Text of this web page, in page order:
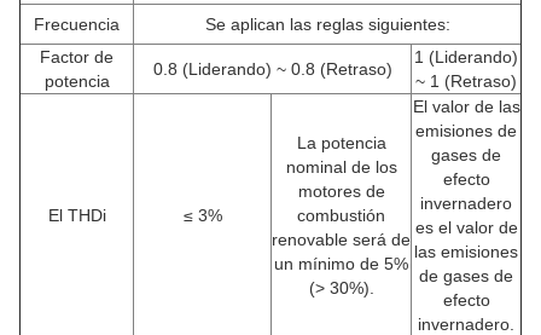
Frecuencia
Se aplican las reglas siguientes:
Factor de
potencia
0.8 (Liderando) ~ 0.8 (Retraso)
1 (Liderando)
~ 1 (Retraso)
El THDi ≤ 3%
La potencia
nominal de los
motores de
combustión
renovable será de
un mínimo de 5%
(> 30%).
El valor de las
emisiones de
gases de
efecto
invernadero
es el valor de
las emisiones
de gases de
efecto
invernadero.